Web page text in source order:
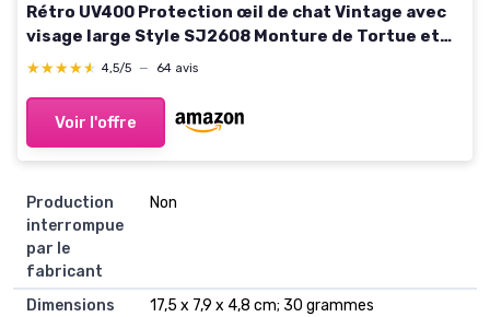
Rétro UV400 Protection œil de chat Vintage avec
visage large Style SJ2608 Monture de Tortue et
Verres Marron
★★★★★
★★★★★ 4,5/5 — 64 avis
Voir l'offre
Production
interrompue
par le
fabricant
Non
Dimensions
17,5 x 7,9 x 4,8 cm; 30 grammes